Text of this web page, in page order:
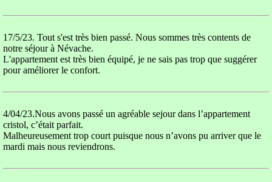
17/5/23. Tout s'est très bien passé. Nous sommes très contents de
notre séjour à Névache.
L'appartement est très bien équipé, je ne sais pas trop que suggérer
pour améliorer le confort.
4/04/23.Nous avons passé un agréable sejour dans l’appartement
cristol, c’était parfait.
Malheureusement trop court puisque nous n’avons pu arriver que le
mardi mais nous reviendrons.